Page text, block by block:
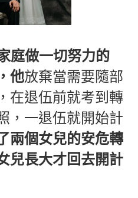
庭做一切努力的
他放棄當需要隨部
在退伍前就考到轉
，一退伍就開始計
兩個女兒的安危轉
兒長大才回去開計